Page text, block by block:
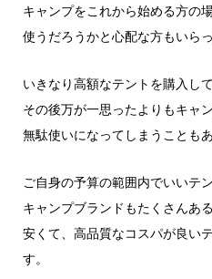
キャンプをこれから始める方の
使うだろうかと心配な方もいら
いきなり高額なテントを購入して
その後万が一思ったよりもキャ
無駄使いになってしまうこともあ
ご自身の予算の範囲内でいいテ
キャンプブランドもたくさんある
安くて、高品質なコスパが良い
す。